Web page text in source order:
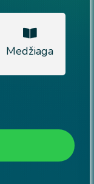
Medžiaga